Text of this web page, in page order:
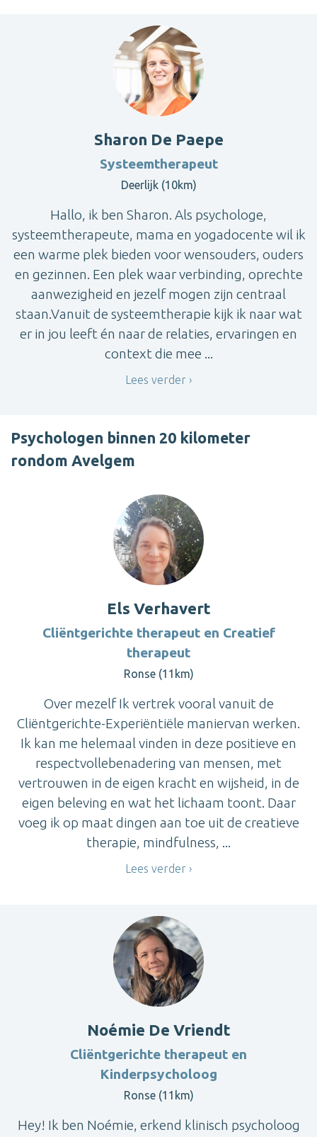
Sharon De Paepe
Systeemtherapeut
Deerlijk (10km)
Hallo, ik ben Sharon. Als psychologe,
systeemtherapeute, mama en yogadocente wil ik
een warme plek bieden voor wensouders, ouders
en gezinnen. Een plek waar verbinding, oprechte
aanwezigheid en jezelf mogen zijn centraal
staan.Vanuit de systeemtherapie kijk ik naar wat
er in jou leeft én naar de relaties, ervaringen en
context die mee ...
Lees verder
Psychologen binnen 20 kilometer
rondom Avelgem
Els Verhavert
Cliëntgerichte therapeut en Creatief
therapeut
Ronse (11km)
Over mezelf Ik vertrek vooral vanuit de
Cliëntgerichte-Experiëntiële maniervan werken.
Ik kan me helemaal vinden in deze positieve en
respectvollebenadering van mensen, met
vertrouwen in de eigen kracht en wijsheid, in de
eigen beleving en wat het lichaam toont. Daar
voeg ik op maat dingen aan toe uit de creatieve
therapie, mindfulness, ...
Lees verder
Noémie De Vriendt
Cliëntgerichte therapeut en
Kinderpsycholoog
Ronse (11km)
Hey! Ik ben Noémie, erkend klinisch psycholoog